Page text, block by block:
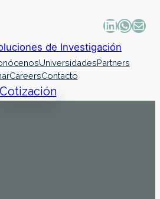
UniversidadesPartners
CareersContacto
Cotización